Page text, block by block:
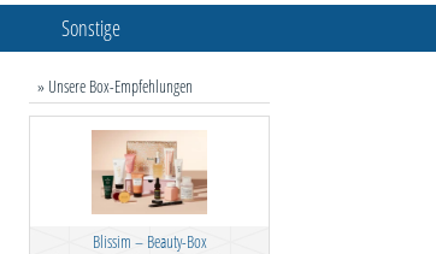
Sonstige
» Unsere Box-Empfehlungen
Blissim – Beauty-Box